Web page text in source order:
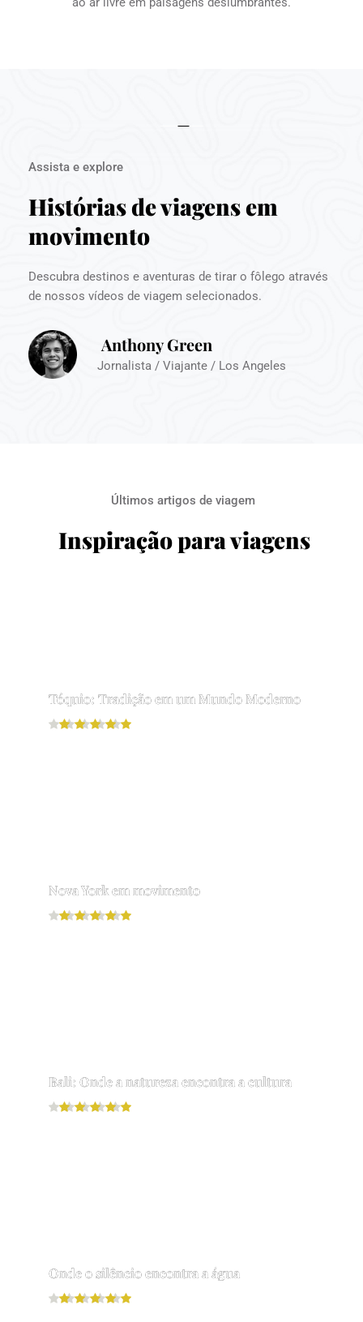
Assista e explore
Histórias de viagens em
movimento
Descubra destinos e aventuras de tirar o fôlego através
de nossos vídeos de viagem selecionados.
Anthony Green
Jornalista / Viajante / Los Angeles
Últimos artigos de viagem
Inspiração para viagens
Tóquio: Tradição em um Mundo Moderno
Nova York em movimento
Bali: Onde a natureza encontra a cultura
Onde o silêncio encontra a água